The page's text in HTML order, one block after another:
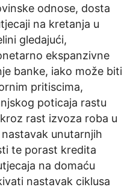
odnose, dosta
na kretanja u
gledajući,
ekspanzivne
banke, iako može biti
pritiscima,
poticaja rastu
rast izvoza roba u
unutarnjih
te porast kredita
na domaću
nastavak ciklusa